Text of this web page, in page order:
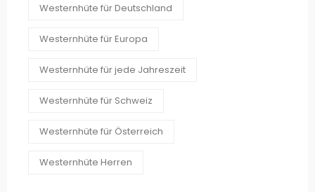
Westernhüte für Deutschland
Westernhüte für Europa
Westernhüte für jede Jahreszeit
Westernhüte für Schweiz
Westernhüte für Österreich
Westernhüte Herren